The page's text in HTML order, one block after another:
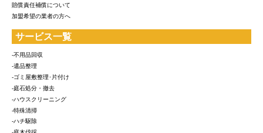
賠償責任補償について
加盟希望の業者の方へ
サービス一覧
-不用品回収
-遺品整理
-ゴミ屋敷整理･片付け
-庭石処分・撤去
-ハウスクリーニング
-特殊清掃
-ハチ駆除